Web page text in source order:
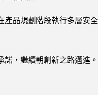
產品規劃階段執行多層安
諾，繼續朝創新之路邁進